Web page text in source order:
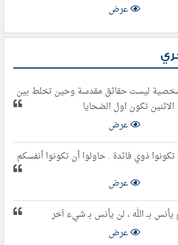
عرض
ليست حقائق مقدسة وحين تخلط بين
الاثنين تكون اول الضحايا
عرض
تكونوا ذوي فائدة . حاولوا أن تكونوا أنفسكم
عرض
بــ الله ، لن يأنس بـ شيء آخر
عرض